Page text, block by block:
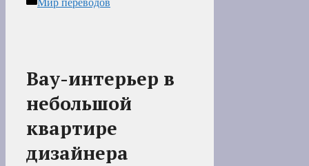
Мир переводов
Вау-интерьер в
небольшой
квартире
дизайнера